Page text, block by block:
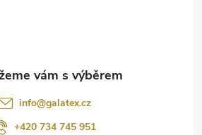
info@galatex.cz
+420 734 745 951